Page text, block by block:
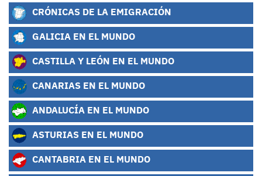
CRÓNICAS DE LA EMIGRACIÓN
GALICIA EN EL MUNDO
CASTILLA Y LEÓN EN EL MUNDO
CANARIAS EN EL MUNDO
ANDALUCÍA EN EL MUNDO
ASTURIAS EN EL MUNDO
CANTABRIA EN EL MUNDO